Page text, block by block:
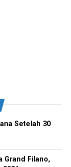
Setelah 30
Grand Filano,